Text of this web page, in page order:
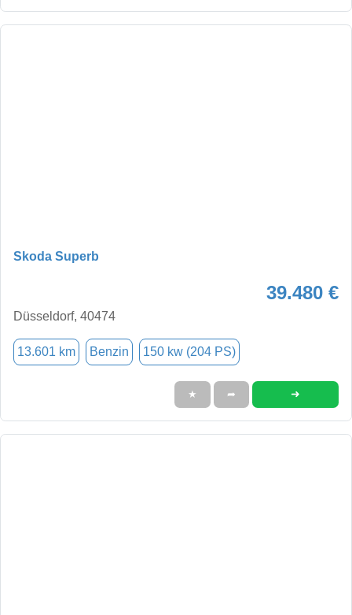
Skoda Superb
39.480 €
Düsseldorf, 40474
13.601 km Benzin 150 kw (204 PS)
★ ➦ ➜